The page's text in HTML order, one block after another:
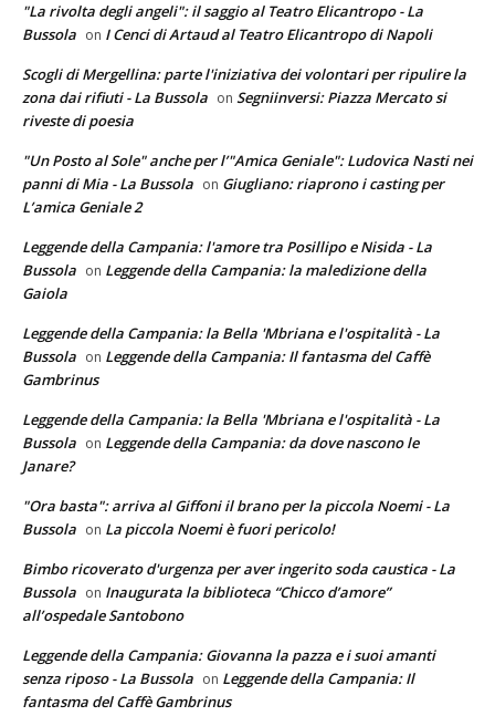
"La rivolta degli angeli": il saggio al Teatro Elicantropo - La
Bussola on I Cenci di Artaud al Teatro Elicantropo di Napoli
Scogli di Mergellina: parte l'iniziativa dei volontari per ripulire la
zona dai rifiuti - La Bussola on Segniinversi: Piazza Mercato si
riveste di poesia
"Un Posto al Sole" anche per l’"Amica Geniale": Ludovica Nasti nei
panni di Mia - La Bussola on Giugliano: riaprono i casting per
L’amica Geniale 2
Leggende della Campania: l'amore tra Posillipo e Nisida - La
Bussola on Leggende della Campania: la maledizione della
Gaiola
Leggende della Campania: la Bella 'Mbriana e l'ospitalità - La
Bussola on Leggende della Campania: Il fantasma del Caffè
Gambrinus
Leggende della Campania: la Bella 'Mbriana e l'ospitalità - La
Bussola on Leggende della Campania: da dove nascono le
Janare?
"Ora basta": arriva al Giffoni il brano per la piccola Noemi - La
Bussola on La piccola Noemi è fuori pericolo!
Bimbo ricoverato d'urgenza per aver ingerito soda caustica - La
Bussola on Inaugurata la biblioteca “Chicco d’amore”
all’ospedale Santobono
Leggende della Campania: Giovanna la pazza e i suoi amanti
senza riposo - La Bussola on Leggende della Campania: Il
fantasma del Caffè Gambrinus